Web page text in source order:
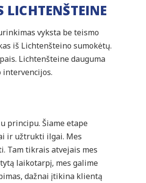
LICHTENŠTEINE
vyksta be teismo
iš Lichtenšteino sumokėtų.
Lichtenšteine dauguma
principu. Šiame etape
ir užtrukti ilgai. Mes
Tam tikrais atvejais mes
laikotarpį, mes galime
dažnai įtikina klientą